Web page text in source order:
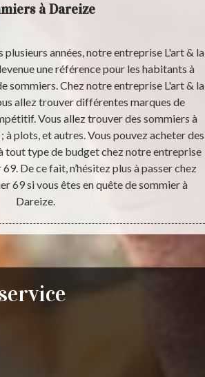
à Dareize
plusieurs années, notre entreprise L'art & la
une référence pour les habitants à
sommiers. Chez notre entreprise L'art & la
allez trouver différentes marques de
Vous allez trouver des sommiers à
à plots, et autres. Vous pouvez acheter des
tout type de budget chez notre entreprise
De ce fait, n’hésitez plus à passer chez
69 si vous êtes en quête de sommier à
Dareize.